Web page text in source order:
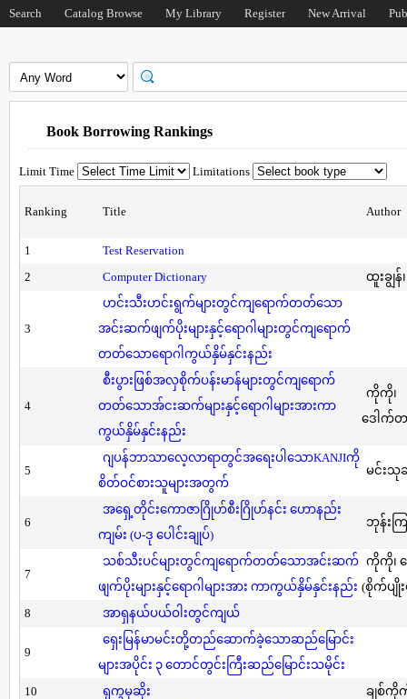
Search Catalog Browse My Library Register New Arrival
Book Borrowing Rankings
Limit Time Limitations
Ranking Title Author
1
Test Reservation
2
Computer Dictionary ထူးချွန်
3
ဟင်းသီးဟင်းရွက်များတွင်ကျရောက်တတ်သော
အင်းဆက်ဖျက်ပိုးများနှင့်ရောဂါများတွင်ကျရောက်
တတ်သောရောဂါကွယ်နှိမ်နှင်းနည်း
4
စီးပွားဖြစ်အလှစိုက်ပန်းမာန်များတွင်ကျရောက်
တတ်သောအ်ငးဆက်များနှင့်ရောဂါများအားကာ
ကွယ်နှိမ်နှင်းနည်း
ကိုကို၊
ဒေါက်တ
5
ဂျပန်ဘာသာလေ့လာရာတွင်အရေးပါသောKANJIကို
စိတ်ဝင်စားသူများအတွက်
မင်းသုခ
6
အရှေ့တိုင်းကောဇာဂြိုဟ်စီးဂြိုဟ်နင်း ဟောနည်း
ကျမ်း (ပ-ဒု ပေါင်းချုပ်)
ဘုန်းက
7
သစ်သီးပင်များတွင်ကျရောက်တတ်သောအင်းဆက်
ဖျက်ပိုးများနှင့်ရောဂါများအား ကာကွယ်နှိမ်နှင်းနည်း
ကိုကို၊
(စိုက်ပျိုး
8
အာရှနယ်ပယ်ဝါးတွင်ကျယ်
9
ရှေးမြန်မာမင်းတို့တည်ဆောက်ခဲ့သောဆည်မြောင်း
များအပိုင်း ၃ တောင်တွင်းကြီးဆည်မြောင်းသမိုင်း
10
ရုက္ခမုဆိုး ချစ်ကို